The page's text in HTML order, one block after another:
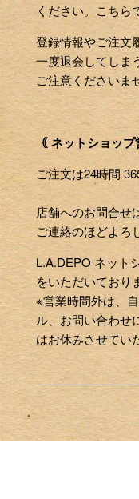
ください。こちら
登録情報やご注文
一度退会してしま
ご注意くださいま
｟ ネットショップ
ご注文は24時間
店舗へのお問合せ
ご連絡のほどよろ
L.A.DEPO ネット
をいただいており
※営業時間外は、
ル、お問い合わせ
はお休みさせてい